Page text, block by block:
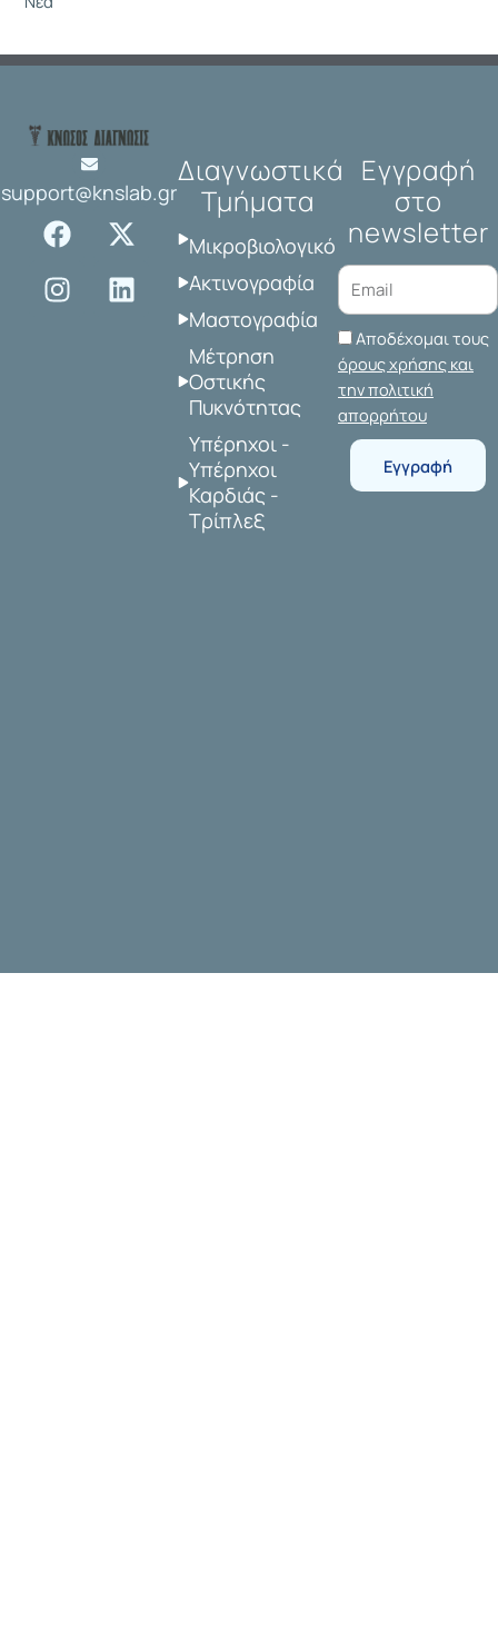
support@knslab.gr
F
a
c
e
X
-
t
w
I
n
s
t
L
i
n
k
Διαγνωστικά
Τμήματα
Μικροβιολογικό
Ακτινογραφία
Μαστογραφία
Μέτρηση
Οστικής
Πυκνότητας
Υπέρηχοι -
Υπέρηχοι
Καρδιάς -
Τρίπλεξ
Εγγραφή
στο
newsletter
Αποδέχομαι τους
όρους χρήσης και
την πολιτική
απορρήτου
Εγγραφή